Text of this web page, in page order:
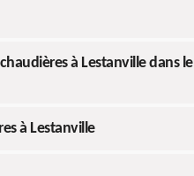
à Lestanville dans le
à Lestanville